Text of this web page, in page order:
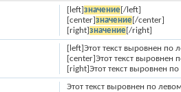
[left]значение[/left]
[center]значение[/center]
[right]значение[/right]
[left]Этот текст выровнен по
[center]Этот текст выровнен
[right]Этот текст выровнен
Этот текст выровнен по